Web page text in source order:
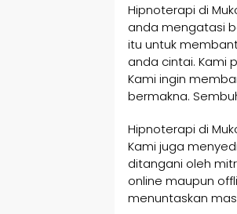
Hipnoterapi di
anda mengatasi
itu untuk
anda cintai. Kami
Kami ingin
bermakna.
Hipnoterapi di
Kami juga
ditangani oleh
online maupun
menuntaskan